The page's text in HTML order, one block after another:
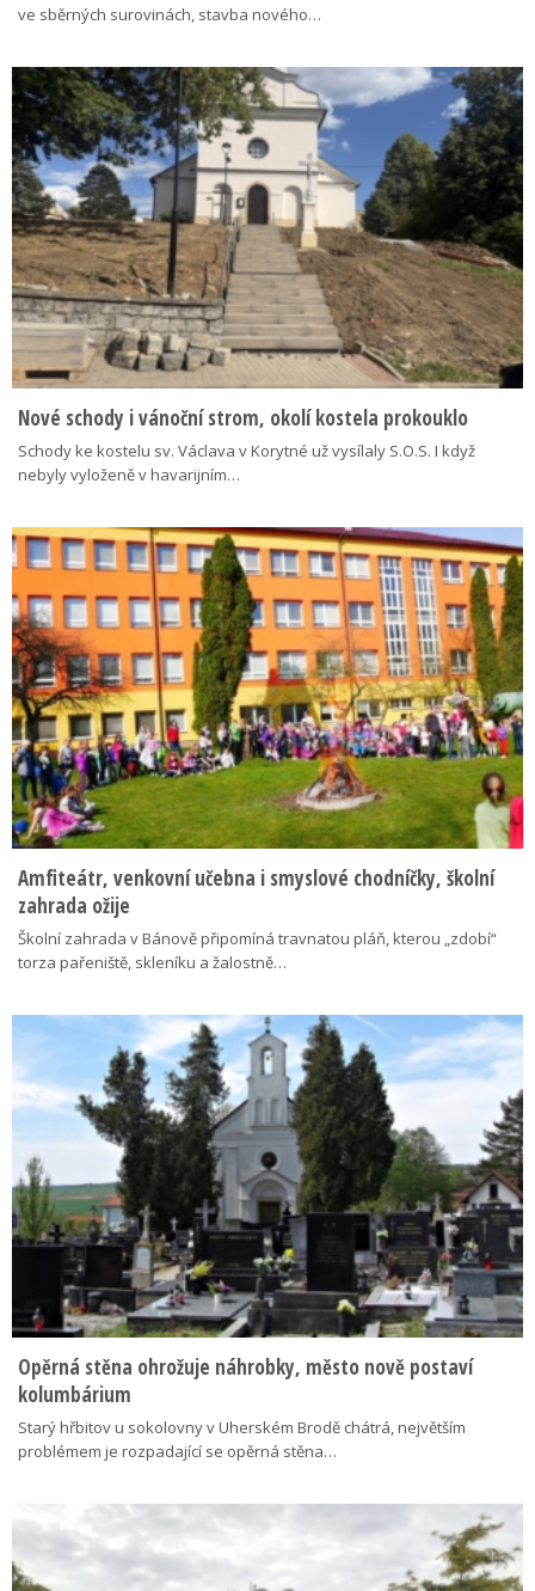
ve sběrných surovinách, stavba nového…
Nové schody i vánoční strom, okolí kostela prokouklo
Schody ke kostelu sv. Václava v Korytné už vysílaly S.O.S. I když
nebyly vyloženě v havarijním…
Amfiteátr, venkovní učebna i smyslové chodníčky, školní
zahrada ožije
Školní zahrada v Bánově připomíná travnatou pláň, kterou „zdobí“
torza pařeniště, skleníku a žalostně…
Opěrná stěna ohrožuje náhrobky, město nově postaví
kolumbárium
Starý hřbitov u sokolovny v Uherském Brodě chátrá, největším
problémem je rozpadající se opěrná stěna…